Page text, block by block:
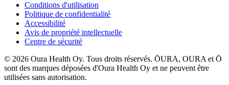
Conditions d'utilisation
Politique de confidentialité
Accessibilité
Avis de propriété intellectuelle
Centre de sécurité
© 2026 Oura Health Oy. Tous droits réservés. ŌURA, OURA et Ō
sont des marques déposées d'Oura Health Oy et ne peuvent être
utilisées sans autorisation.